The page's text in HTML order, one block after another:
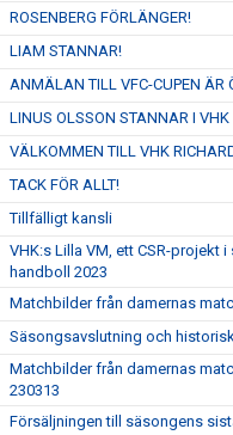
ROSENBERG FÖRLÄNGER!
LIAM STANNAR!
ANMÄLAN TILL VFC-CUPEN ÄR
LINUS OLSSON STANNAR I VHK
VÄLKOMMEN TILL VHK
TACK FÖR ALLT!
Tillfälligt kansli
VHK:s Lilla VM, ett CSR-projekt
handboll 2023
Matchbilder från damernas
Säsongsavslutning och
Matchbilder från damernas
230313
Försäljningen till säsongens